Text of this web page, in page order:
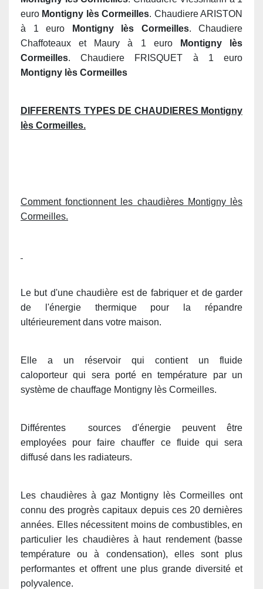
euro Montigny lès Cormeilles. Chaudiere ARISTON
à 1 euro
Montigny lès Cormeilles. Chaudiere
Chaffoteaux et Maury à 1 euro
Montigny lès
Cormeilles. Chaudiere FRISQUET à 1 euro
Montigny lès Cormeilles
DIFFERENTS TYPES DE CHAUDIERES Montigny
lès Cormeilles.
Comment fonctionnent les chaudières Montigny lès
Cormeilles.
Le but d'une chaudière est de fabriquer et de garder
de l'énergie thermique pour la répandre
ultérieurement dans votre maison.
Elle a un réservoir qui contient un fluide
caloporteur qui sera porté en température par un
système de chauffage Montigny lès Cormeilles.
Différentes sources d'énergie peuvent être
employées pour faire chauffer ce fluide qui sera
diffusé dans les radiateurs.
Les chaudières à gaz Montigny lès Cormeilles ont
connu des progrès capitaux depuis ces 20 dernières
années. Elles nécessitent moins de combustibles, en
particulier les chaudières à haut rendement (basse
température ou à condensation), elles sont plus
performantes et offrent une plus grande diversité et
polyvalence.